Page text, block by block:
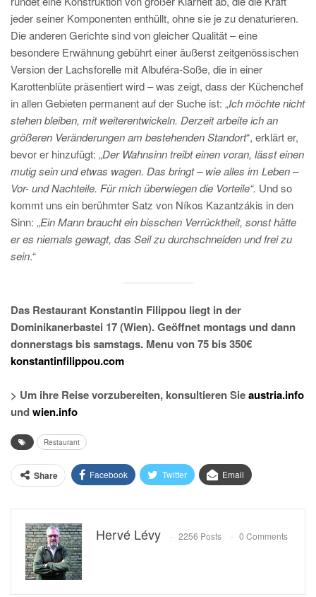
jeder seiner Komponenten enthüllt, ohne sie je zu denaturieren.
Die anderen Gerichte sind von gleicher Qualität – eine
besondere Erwähnung gebührt einer äußerst zeitgenössischen
Version der Lachsforelle mit Albuféra-Soße, die in einer
Karottenblüte präsentiert wird – was zeigt, dass der Küchenchef
in allen Gebieten permanent auf der Suche ist: „Ich möchte nicht
stehen bleiben, mit weiterentwickeln. Derzeit arbeite ich an
größeren Veränderungen am bestehenden Standort“, erklärt er,
bevor er hinzufügt: „Der Wahnsinn treibt einen voran, lässt einen
mutig sein und etwas wagen. Das bringt – wie alles im Leben –
Vor- und Nachteile. Für mich überwiegen die Vorteile“. Und so
kommt uns ein berühmter Satz von Níkos Kazantzákis in den
Sinn: „Ein Mann braucht ein bisschen Verrücktheit, sonst hätte
er es niemals gewagt, das Seil zu durchschneiden und frei zu
sein.“
Das Restaurant Konstantin Filippou liegt in der
Dominikanerbastei 17 (Wien). Geöffnet montags und dann
donnerstags bis samstags. Menu von 75 bis 350€
konstantinfilippou.com
> Um ihre Reise vorzubereiten, konsultieren Sieaustria.info
undwien.info
Restaurant
Share Facebook Twitter Email
Hervé Lévy 2256 Posts 0 Comments